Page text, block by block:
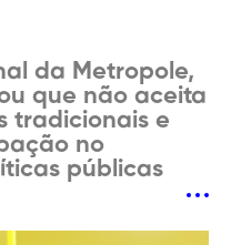
da Metropole,
que não aceita
tradicionais e
no
públicas